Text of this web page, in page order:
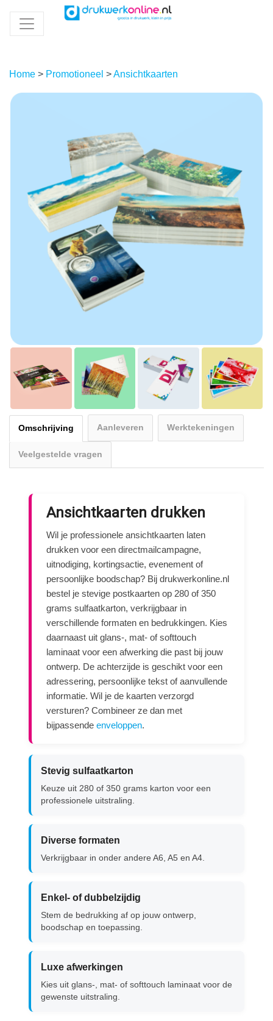
Home > Promotioneel >Ansichtkaarten
Omschrijving Aanleveren Werktekeningen
Veelgestelde vragen
Ansichtkaarten drukken
Wil je professionele ansichtkaarten laten
drukken voor een directmailcampagne,
uitnodiging, kortingsactie, evenement of
persoonlijke boodschap? Bij drukwerkonline.nl
bestel je stevige postkaarten op 280 of 350
grams sulfaatkarton, verkrijgbaar in
verschillende formaten en bedrukkingen. Kies
daarnaast uit glans-, mat- of softtouch
laminaat voor een afwerking die past bij jouw
ontwerp. De achterzijde is geschikt voor een
adressering, persoonlijke tekst of aanvullende
informatie. Wil je de kaarten verzorgd
versturen? Combineer ze dan met
bijpassende enveloppen.
Stevig sulfaatkarton
Keuze uit 280 of 350 grams karton voor een
professionele uitstraling.
Diverse formaten
Verkrijgbaar in onder andere A6, A5 en A4.
Enkel- of dubbelzijdig
Stem de bedrukking af op jouw ontwerp,
boodschap en toepassing.
Luxe afwerkingen
Kies uit glans-, mat- of softtouch laminaat voor de
gewenste uitstraling.